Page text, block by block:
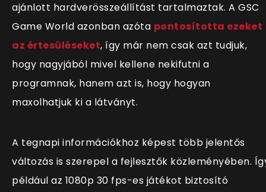
ajánlott hardverösszeállítást tartalmaztak. A GSC
Game World azonban azóta pontosította ezeket
az értesüléseket, így már nem csak azt tudjuk,
hogy nagyjából mivel kellene nekifutni a
programnak, hanem azt is, hogy hogyan
maxolhatjuk ki a látványt.
A tegnapi információkhoz képest több jelentős
változás is szerepel a fejlesztők közleményében.
például az 1080p 30 fps-es játékot biztosító